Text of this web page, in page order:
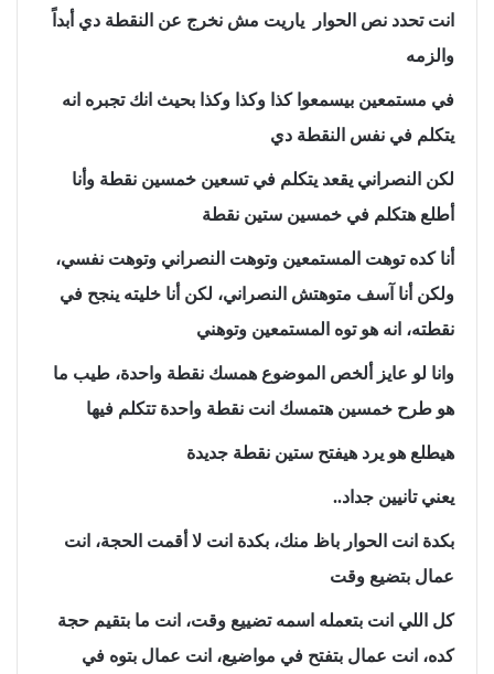
انت تحدد نص الحوار ياريت مش نخرج عن النقطة دي أبداً
والزمه
في مستمعين بيسمعوا كذا وكذا وكذا بحيث انك تجبره انه
يتكلم في نفس النقطة دي
لكن النصراني يقعد يتكلم في تسعين خمسين نقطة وأنا
أطلع هتكلم في خمسين ستين نقطة
أنا كده توهت المستمعين وتوهت النصراني وتوهت نفسي،
ولكن أنا آسف متوهتش النصراني، لكن أنا خليته ينجح في
نقطته، انه هو توه المستمعين وتوهني
وانا لو عايز ألخص الموضوع همسك نقطة واحدة، طيب ما
هو طرح خمسين هتمسك انت نقطة واحدة تتكلم فيها
هيطلع هو يرد هيفتح ستين نقطة جديدة
يعني تانيين جداد..
بكدة انت الحوار باظ منك، بكدة انت لا أقمت الحجة، انت
عمال بتضيع وقت
كل اللي انت بتعمله اسمه تضييع وقت، انت ما بتقيم حجة
كده، انت عمال بتفتح في مواضيع، انت عمال بتوه في